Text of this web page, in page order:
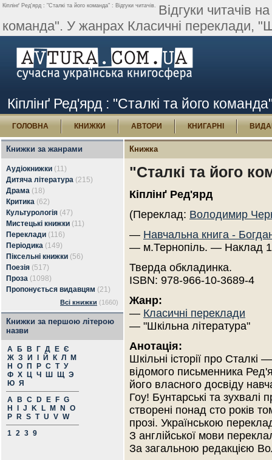
Кіплінґ Ред'ярд : "Сталкі та його команда" : Відгуки читачів. Відгуки читачів
команда". У жанрах Класичні переклади,
Кіплінґ Ред'ярд : "Сталкі та його
ГОЛОВНА КНИЖКИ АВТОРИ КНИГАРНІ
Книжки за жанрами
Аудіокнижки (11)
Дитяча література (215)
Драма (18)
Критика (62)
Культурологія (47)
Мистецькі книжки (11)
Переклади (116)
Періодика (149)
Піксельні книжки (56)
Поезія (517)
Проза (1098)
Пропонується видавцям (21)
Всі книжки (1660)
Книжки за першою літерою
назви
А Б В Г Д Е Є
Ж З И Й К Л
М
Н
О П Р С Т У
Ф Х Ц Ч Ш Щ Э
Ю Я
A
B C D E F G
H
J K L M N
O
P
R S T U V W
1 2 3 9
Книжка
"Сталкі та його
Кіплінґ Ред'ярд
(Переклад: Володимир
— Навчальна книга -
— м.Тернопіль. — Наклад
Тверда обкладинка.
ISBN: 978-966-10-3689-4
Жанр:
— Класичні переклади
— "Шкільна література"
Анотація:
Шкільні історії про Сталкі
відомого письменника
його власного досвіду
Гоу! Бунтарські та зухвалі
створені понад сто років
прозі. Українською
З англійської мови
За загальною редакцією